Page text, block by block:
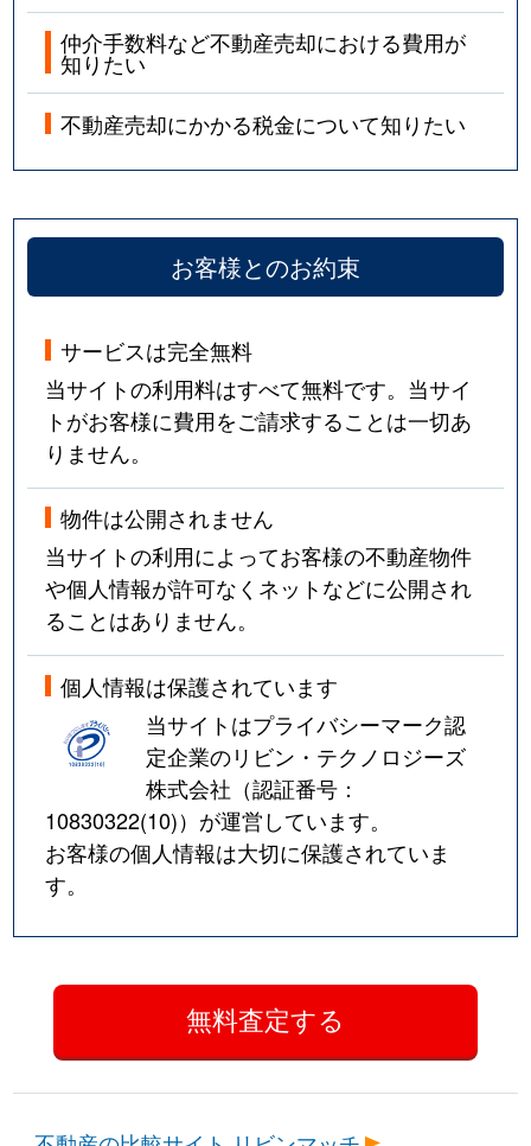
仲介手数料など不動産売却における費用が
知りたい
不動産売却にかかる税金について知りたい
お客様とのお約束
サービスは完全無料
当サイトの利用料はすべて無料です。当サイ
トがお客様に費用をご請求することは一切あ
りません。
物件は公開されません
当サイトの利用によってお客様の不動産物件
や個人情報が許可なくネットなどに公開され
ることはありません。
個人情報は保護されています
当サイトはプライバシーマーク認
定企業のリビン・テクノロジーズ
株式会社（認証番号：
10830322(10)）が運営しています。
お客様の個人情報は大切に保護されていま
す。